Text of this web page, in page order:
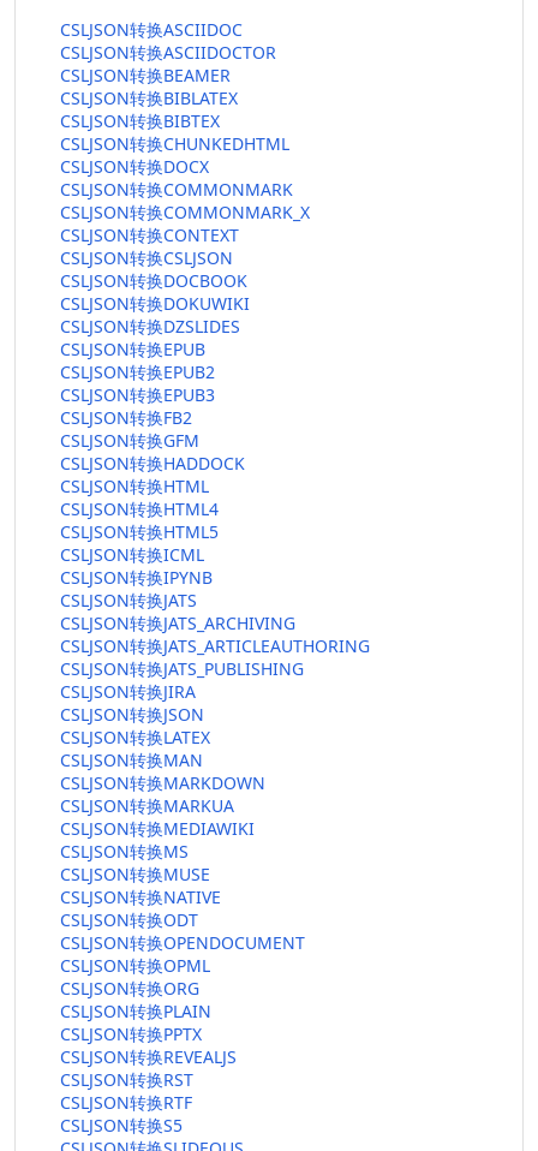
CSLJSON转换ASCIIDOC
CSLJSON转换ASCIIDOCTOR
CSLJSON转换BEAMER
CSLJSON转换BIBLATEX
CSLJSON转换BIBTEX
CSLJSON转换CHUNKEDHTML
CSLJSON转换DOCX
CSLJSON转换COMMONMARK
CSLJSON转换COMMONMARK_X
CSLJSON转换CONTEXT
CSLJSON转换CSLJSON
CSLJSON转换DOCBOOK
CSLJSON转换DOKUWIKI
CSLJSON转换DZSLIDES
CSLJSON转换EPUB
CSLJSON转换EPUB2
CSLJSON转换EPUB3
CSLJSON转换FB2
CSLJSON转换GFM
CSLJSON转换HADDOCK
CSLJSON转换HTML
CSLJSON转换HTML4
CSLJSON转换HTML5
CSLJSON转换ICML
CSLJSON转换IPYNB
CSLJSON转换JATS
CSLJSON转换JATS_ARCHIVING
CSLJSON转换JATS_ARTICLEAUTHORING
CSLJSON转换JATS_PUBLISHING
CSLJSON转换JIRA
CSLJSON转换JSON
CSLJSON转换LATEX
CSLJSON转换MAN
CSLJSON转换MARKDOWN
CSLJSON转换MARKUA
CSLJSON转换MEDIAWIKI
CSLJSON转换MS
CSLJSON转换MUSE
CSLJSON转换NATIVE
CSLJSON转换ODT
CSLJSON转换OPENDOCUMENT
CSLJSON转换OPML
CSLJSON转换ORG
CSLJSON转换PLAIN
CSLJSON转换PPTX
CSLJSON转换REVEALJS
CSLJSON转换RST
CSLJSON转换RTF
CSLJSON转换S5